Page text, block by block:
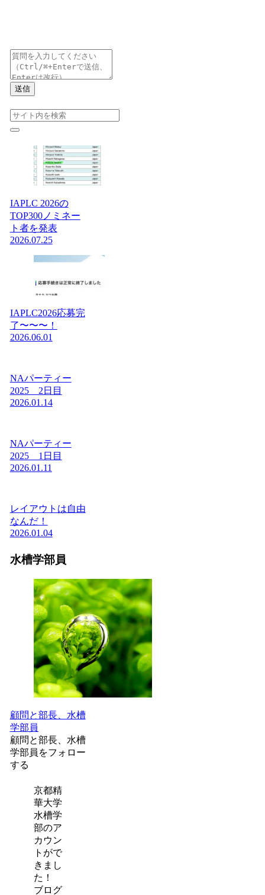
送信
IAPLC 2026の
TOP300ノミネー
ト者を発表
2026.07.25
IAPLC2026応募完
了〜〜〜！
2026.06.01
NAパーティー
2025 2日目
2026.01.14
NAパーティー
2025 1日目
2026.01.11
レイアウトは自由
なんだ！
2026.01.04
水槽学部員
顧問と部長、水槽
学部員
顧問と部長、水槽
学部員をフォロー
する
京都精
華大学
水槽学
部のア
カウン
トがで
きまし
た！
ブログ